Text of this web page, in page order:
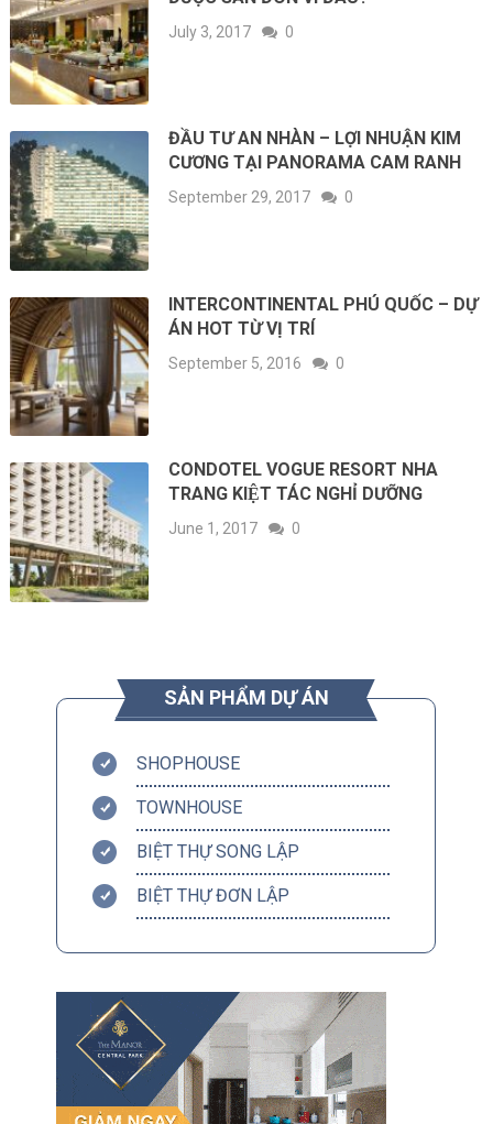
July 3, 2017 0
ĐẦU TƯ AN NHÀN – LỢI NHUẬN KIM
CƯƠNG TẠI PANORAMA CAM RANH
September 29, 2017 0
INTERCONTINENTAL PHÚ QUỐC – DỰ
ÁN HOT TỪ VỊ TRÍ
September 5, 2016 0
CONDOTEL VOGUE RESORT NHA
TRANG KIỆT TÁC NGHỈ DƯỠNG
June 1, 2017 0
SẢN PHẨM DỰ ÁN
SHOPHOUSE
TOWNHOUSE
BIỆT THỰ SONG LẬP
BIỆT THỰ ĐƠN LẬP